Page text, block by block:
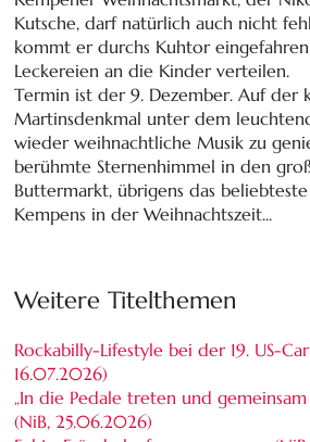
Kutsche, darf natürlich auch nicht
kommt er durchs Kuhtor
Leckereien an die Kinder verteilen.
Termin ist der 9. Dezember. Auf der
Martinsdenkmal unter dem
wieder weihnachtliche Musik zu
berühmte Sternenhimmel in den
Buttermarkt, übrigens das
Kempens in der Weihnachtszeit...
Weitere Titelthemen
Rockabilly-Lifestyle bei der 19. US-
16.07.2026)
„In die Pedale treten und
(NiB,25.06.2026)